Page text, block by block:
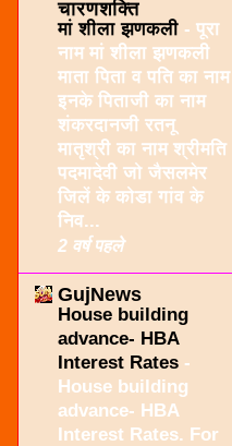
चारणशक्ति
मां शीला झणकली - पूरा
नाम मां शीला झणकली
माता पिता व पति का नाम
इनके पिताजी का नाम
शंकरदानजी रतनू
मातृश्री का नाम श्रीमति
पदमादेवी जो जैसलमेर
जिलें के कोडा गांव के
निव...
2 वर्ष पहले
GujNews
House building
advance- HBA
Interest Rates -
House building
advance- HBA
Interest Rates. For